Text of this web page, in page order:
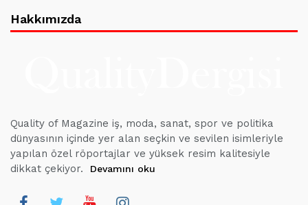
Hakkımızda
Quality of Magazine iş, moda, sanat, spor ve politika
dünyasının içinde yer alan seçkin ve sevilen isimleriyle
yapılan özel röportajlar ve yüksek resim kalitesiyle
dikkat çekiyor.
Devamını oku